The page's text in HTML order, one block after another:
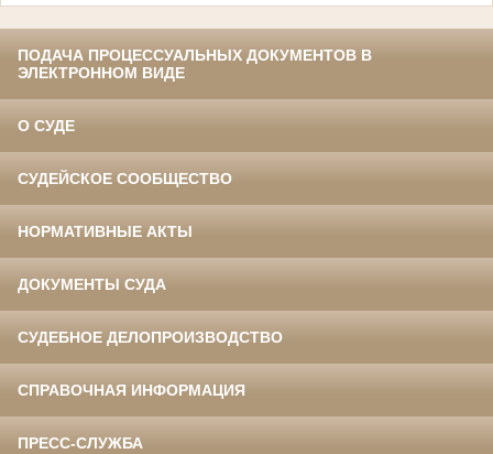
ПОДАЧА ПРОЦЕССУАЛЬНЫХ ДОКУМЕНТОВ В
ЭЛЕКТРОННОМ ВИДЕ
О СУДЕ
СУДЕЙСКОЕ СООБЩЕСТВО
НОРМАТИВНЫЕ АКТЫ
ДОКУМЕНТЫ СУДА
СУДЕБНОЕ ДЕЛОПРОИЗВОДСТВО
СПРАВОЧНАЯ ИНФОРМАЦИЯ
ПРЕСС-СЛУЖБА